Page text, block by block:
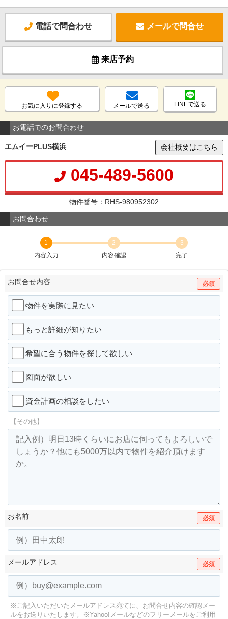
電話で問合わせ メールで問合せ
来店予約
お気に入りに登録する メールで送る LINEで送る
お電話でのお問合わせ
エムイーPLUS横浜 会社概要はこちら
045-489-5600
物件番号：RHS-980952302
お問合わせ
1
内容入力
2
内容確認
3
完了
お問合せ内容 必須
物件を実際に見たい
もっと詳細が知りたい
希望に合う物件を探して欲しい
図面が欲しい
資金計画の相談をしたい
【その他】
お名前 必須
メールアドレス 必須
※ご記入いただいたメールアドレス宛てに、お問合せ内容の確認メー
ルをお送りいたします。
※Yahoo!メールなどのフリーメールをご利用